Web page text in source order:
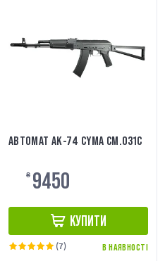
АВТОМАТ АК-74 CYMA CM.031C
₴ 9450
КУПИТИ
В НАЯВНОСТІ
(7)